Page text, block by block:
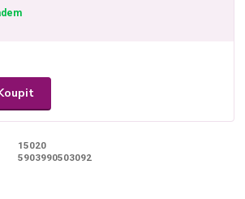
15020
5903990503092